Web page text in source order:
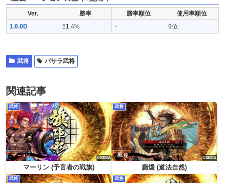
Ver. 勝率 勝率順位
使用率順位
1.6.0D
51.4% - 9位
武将 バサラ武将
関連記事
武将
マーリン (予言者の戦旗)
武将
龐煖 (道法自然)
武将 武将